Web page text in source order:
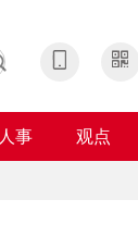
人事 观点